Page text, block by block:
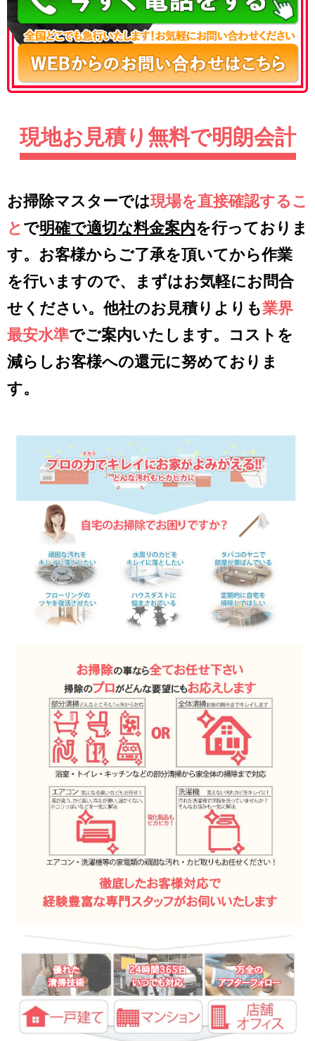
現地お見積り無料で明朗会計
お掃除マスターでは現場を直接確認するこ
と で明確で適切な料金案内を行っておりま
す。お客様からご了承を頂いてから作業
を行いますので、まずはお気軽にお問合
せください。他社のお見積りよりも業界
最安水準でご案内いたします。コストを
減らしお客様への還元に努めておりま
す。